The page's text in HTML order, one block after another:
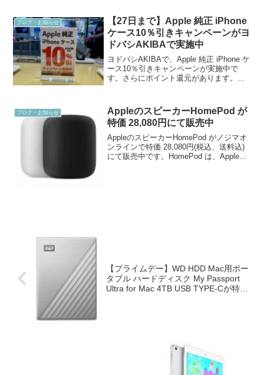
ブログ・お知らせ
【27日まで】Apple 純正 iPhone
ケース10％引きキャンペーンがヨ
ドバシAKIBAで実施中
ヨドバシAKIBAで、Apple 純正 iPhone ケ
ース10％引きキャンペーンが実施中で
す。さらにポイント還元があります。
ん。セールになるのは大体ディ...
ブログ・お知らせ
AppleのスピーカーHomePod が
特価 28,080円にて販売中
AppleのスピーカーHomePod がノジマオ
ンラインで特価 28,080円(税込、送料込)
にて販売中です。HomePod は、Apple公
【プライムデー】WD HDD Mac用ポー
タブル ハードディスク My Passport
Ultra for Mac 4TB USB TYPE-Cが特価